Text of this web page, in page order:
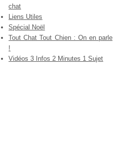
chat
Liens Utiles
Spécial Noël
Tout Chat Tout Chien : On en parle
!
Vidéos 3 Infos 2 Minutes 1 Sujet